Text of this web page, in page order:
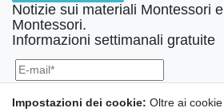
Notizie sui materiali Montessori
Montessori.
Informazioni settimanali gratuite
in qualsiasi momento.
Impostazioni dei cookie: Oltre ai